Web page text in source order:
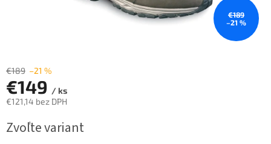
€189
–21 %
€189 –21 %
€149 / ks
€121,14 bez DPH
cena:
Zvoľte variant